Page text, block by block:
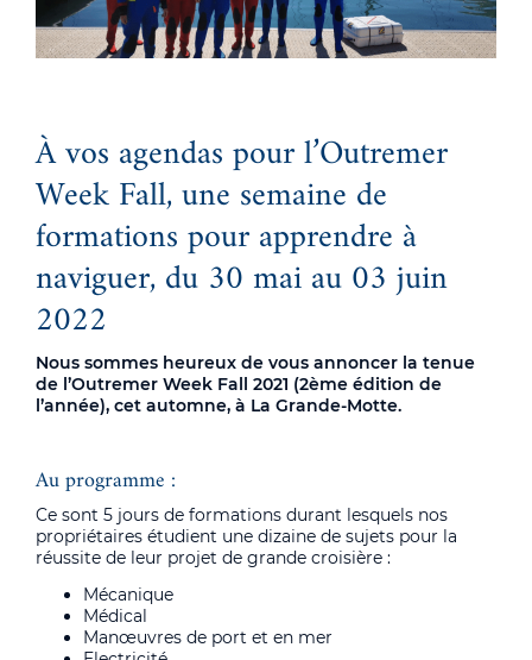
À vos agendas pour l’Outremer
Week Fall, une semaine de
formations pour apprendre à
naviguer, du 30 mai au 03 juin
2022
Nous sommes heureux de vous annoncer la tenue
de l’Outremer Week Fall 2021 (2ème édition de
l’année), cet automne, à La Grande-Motte.
Au programme :
Ce sont 5 jours de formations durant lesquels nos
propriétaires étudient une dizaine de sujets pour la
réussite de leur projet de grande croisière :
Mécanique
Médical
Manœuvres de port et en mer